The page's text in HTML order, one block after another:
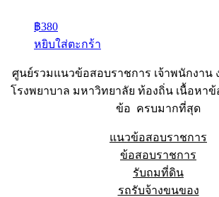
฿380
หยิบใส่ตะกร้า
ศูนย์รวมแนวข้อสอบราชการ เจ้าพนักงาน
โรงพยาบาล มหาวิทยาลัย ท้องถิ่น เนื้อหาข้
ข้อ ครบมากที่สุด
แนวข้อสอบราชการ
ข้อสอบราชการ
รับถมที่ดิน
รถรับจ้างขนของ